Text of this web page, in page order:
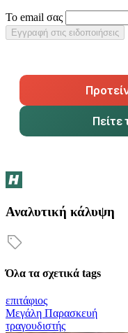
Το email σας
Εγγραφή στις ειδοποιήσεις
Αναλυτική κάλυψη
Όλα τα σχετικά tags
επιτάφιος
Μεγάλη Παρασκευή
τραγουδιστής